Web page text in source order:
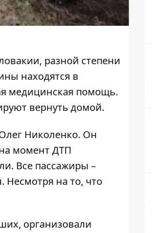
, разной степени
находятся в
медицинская помощь.
вернуть домой.
Николенко. Он
момент ДТП
Все пассажиры –
на то, что
организовали